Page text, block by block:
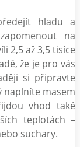
hladu a
na
2,5 až 3,5 tisíce
že je pro vás
si připravte
naplníte masem
vhod také
teplotách –
suchary.